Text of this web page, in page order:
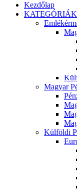
Kezdőlap
KATEGÓRIÁK
Magyar
Külföldi